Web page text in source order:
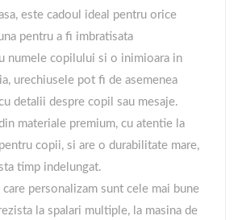
este cadoul ideal pentru orice
pentru a fi imbratisata
numele copilului si o inimioara in
urechiusele pot fi de asemenea
detalii despre copil sau mesaje.
materiale premium, cu atentie la
copii, si are o durabilitate mare,
timp indelungat.
personalizam sunt cele mai bune
la spalari multiple, la masina de